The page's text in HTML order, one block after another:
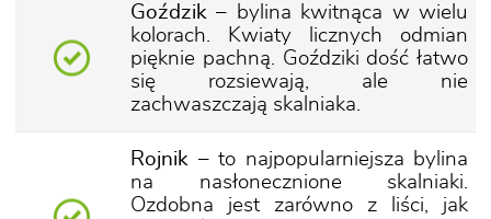
Goździk – bylina kwitnąca w wielu
kolorach. Kwiaty licznych odmian
pięknie pachną. Goździki dość łatwo
się rozsiewają, ale nie
zachwaszczają skalniaka.
Rojnik – to najpopularniejsza bylina
na nasłonecznione skalniaki.
Ozdobna jest zarówno z liści, jak